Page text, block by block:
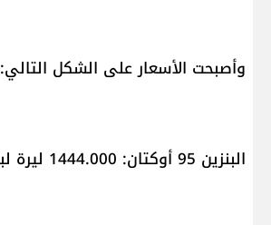
وأصبحت الأسعار على الشكل التالي:
البنزين 95 أوكتان: 1444.000 ليرة لبنانية.